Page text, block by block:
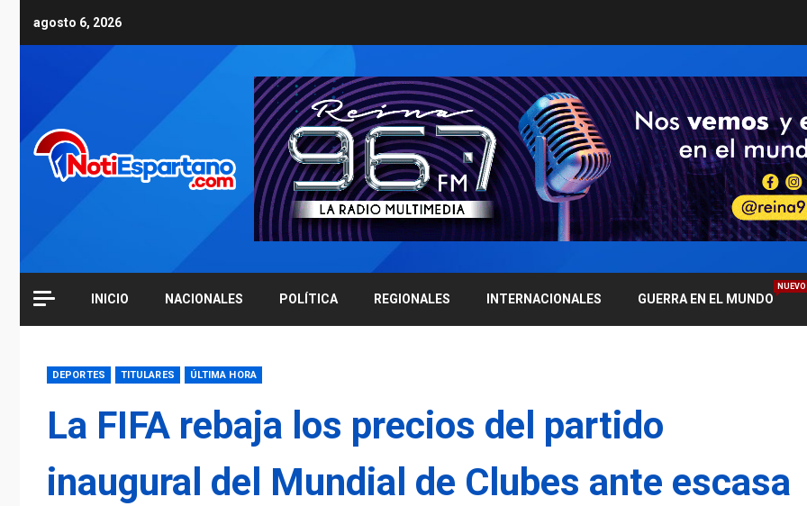
agosto 6, 2026
INICIO NACIONALES POLÍTICA REGIONALES INTERNACIONALES GUERRA EN EL MUNDO
NUEVO
DEPORTES TITULARES ÚLTIMA HORA
La FIFA rebaja los precios del partido
inaugural del Mundial de Clubes ante escasa